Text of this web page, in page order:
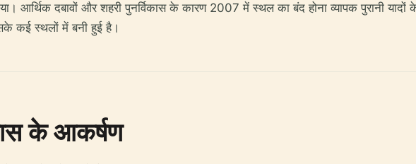
आर्थिक दबावों और शहरी पुनर्विकास के कारण 2007 में स्थल का बंद होना व्यापक पुरानी यादों
कई स्थलों में बनी हुई है।
के आकर्षण